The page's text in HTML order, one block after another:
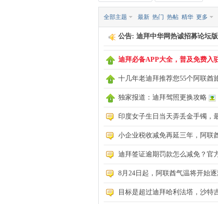
全部主题 最新 热门 热帖 精华 更多
公告: 迪拜中华网热诚招募论坛
迪拜必备APP大全，普及免费入
十几年老迪拜推荐您55个阿联酋
独家报道：迪拜驾照更换攻略
印度女子生日当天弄丢金手镯，
小企业税收减免再延三年，阿联
迪拜签证逾期罚款怎么减免？官
8月24日起，阿联酋气温将开始
目标是超过迪拜哈利法塔，沙特